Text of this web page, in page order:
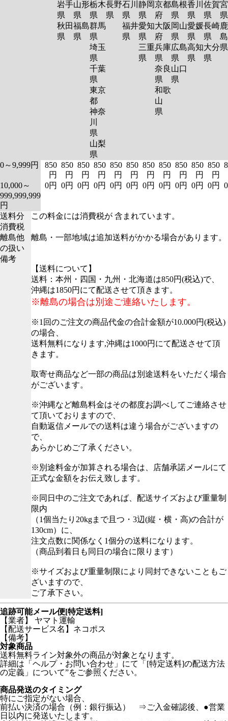
岩手
県
秋田
県
山形
県
福島
県
栃木
県
群馬
県
埼玉
県
千葉
県
東京
都
神奈
川
県
山梨
県
長野
県
石川
県
福井
県
静岡
県
愛知
県
三重
県
京都
府
大阪
府
兵庫
県
奈良
県
和歌
山
県
島根
県
岡山
県
広島
県
山口
県
香川
県
愛媛
県
高知
県
佐賀
県
長崎
県
大分
県
島
0～9,999円
850
円
850
円
850
円
850
円
850
円
850
円
850
円
850
円
850
円
850
円
850
円
10,000～
999,999,999
円
0円 0円 0円 0円 0円 0円 0円 0円 0円 0円 0円
送料分
消費税
この料金には消費税が 含まれています。
離島他
の扱い
離島・一部地域は追加送料がかかる場合があります。
備考
【送料について】
送料：本州・四国・九州・北海道は850円(税込)で、
沖縄は1850円にて配送させて頂きます。
※離島の場合は別途ご連絡いたします。
※1回のご注文の商品代金の合計金額が10.000円(税込)
の場合、
送料無料になります,沖縄は1000円にて配送させて頂
きます。
取寄せ商品など一部の商品は別途送料をいただく場合
がございます。
※沖縄など離島料金はその都度お調べしてご連絡させ
て頂いておりますので、
自動返信メールでの送料は違う場合がございますの
で、
あらかじめご了承ください。
※別途料金が加算される場合は、店舗承諾メールにて
正式な金額をお伝え致します。
※同日中のご注文であれば、配送サイズおよび重量制
限内
（1個当たり20kgまで且つ・3辺(縦・横・高)の合計が
130cm）に、
注文点数に関係なく1個分の送料になります。
（商品到着日も同日の場合に限ります）
※サイズおよび重量制限により同封できないこともご
ざいますので、
ご了承下さい。
追跡可能メール便[特定送料]
【業者】 ヤマト運輸
【配送サービス名】ネコポス
【備考】
対象商品
送料無料ライン対象外の商品が対象となります。
詳細は「ヘルプ・お問い合わせ」にて「[特定送料]の配送方法
の定義」について”をご参照ください。
商品発送のタイミング
特にご指定がない場合、
前払い決済の場合（例：銀行振込） ⇒ご入金確認後、●営業
日以内に発送いたします。